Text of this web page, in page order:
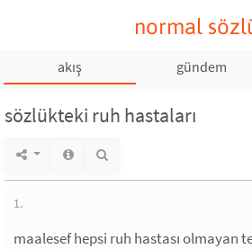
normal
akış gündem
sözlükteki ruh hastaları
1.
maalesef hepsi ruh hastası olmayan